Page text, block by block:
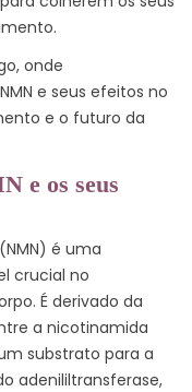
onde
e seus efeitos no
e o futuro da
e os seus
é uma
crucial no
É derivado da
a nicotinamida
substrato para a
adenililtransferase,